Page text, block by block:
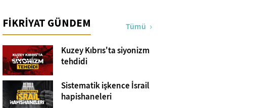
FİKRİYAT GÜNDEM Tümü
Kuzey Kıbrıs'ta siyonizm
tehdidi
Sistematik işkence İsrail
hapishaneleri